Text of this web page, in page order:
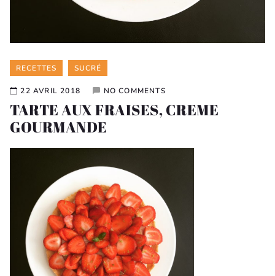
Categories
RECETTES SUCRÉ
22 AVRIL 2018 NO COMMENTS
TARTE AUX FRAISES, CREME
GOURMANDE